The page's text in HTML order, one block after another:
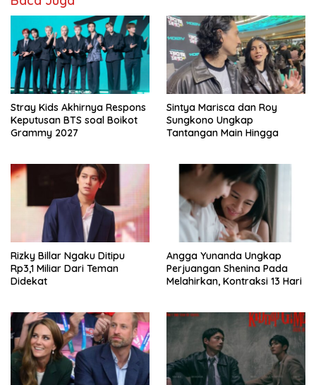
Stray Kids Akhirnya Respons
Keputusan BTS soal Boikot
Grammy 2027
Sintya Marisca dan Roy
Sungkono Ungkap
Tantangan Main Hingga
Rizky Billar Ngaku Ditipu
Rp3,1 Miliar Dari Teman
Didekat
Angga Yunanda Ungkap
Perjuangan Shenina Pada
Melahirkan, Kontraksi 13 Hari